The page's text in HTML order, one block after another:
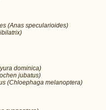
(Anas specularioides)
dominica)
jubatus)
(Chloephaga melanoptera)